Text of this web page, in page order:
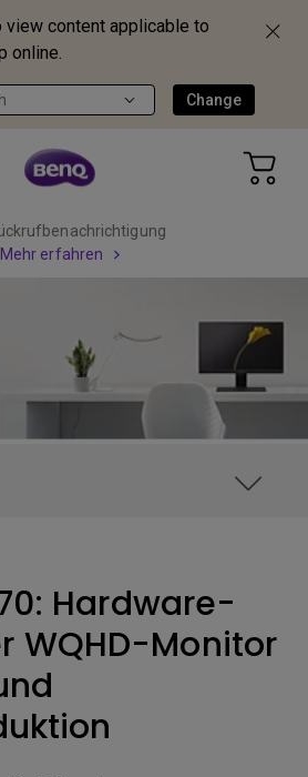
view content applicable to
online.
Change
Mehr erfahren
Hardware-
WQHD-Monitor